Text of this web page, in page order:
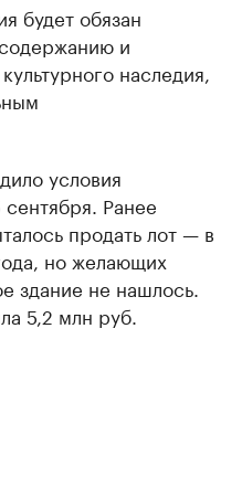
будет обязан
и
наследия,
условия
Ранее
продать лот — в
но желающих
здание не нашлось.
5,2 млн руб.